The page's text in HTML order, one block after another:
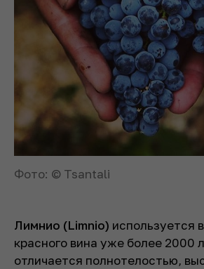
Фото: © Tsantali
Лимнио (Limnio) используется
красного вина уже более 2000
отличается полнотелостью,